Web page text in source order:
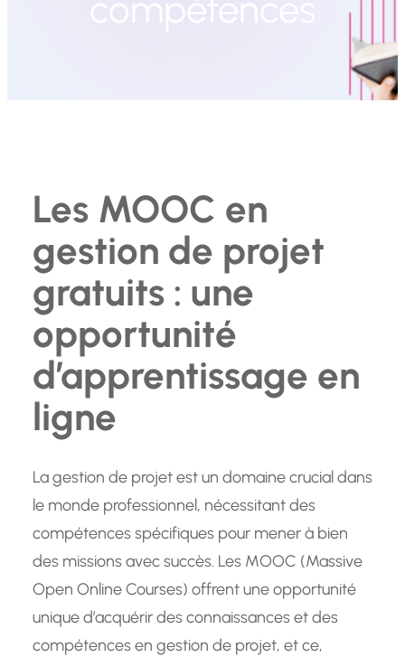
Les MOOC en
gestion de projet
gratuits : une
opportunité
d’apprentissage en
ligne
La gestion de projet est un domaine crucial dans
le monde professionnel, nécessitant des
compétences spécifiques pour mener à bien
des missions avec succès. Les MOOC (Massive
Open Online Courses) offrent une opportunité
unique d’acquérir des connaissances et des
compétences en gestion de projet, et ce,